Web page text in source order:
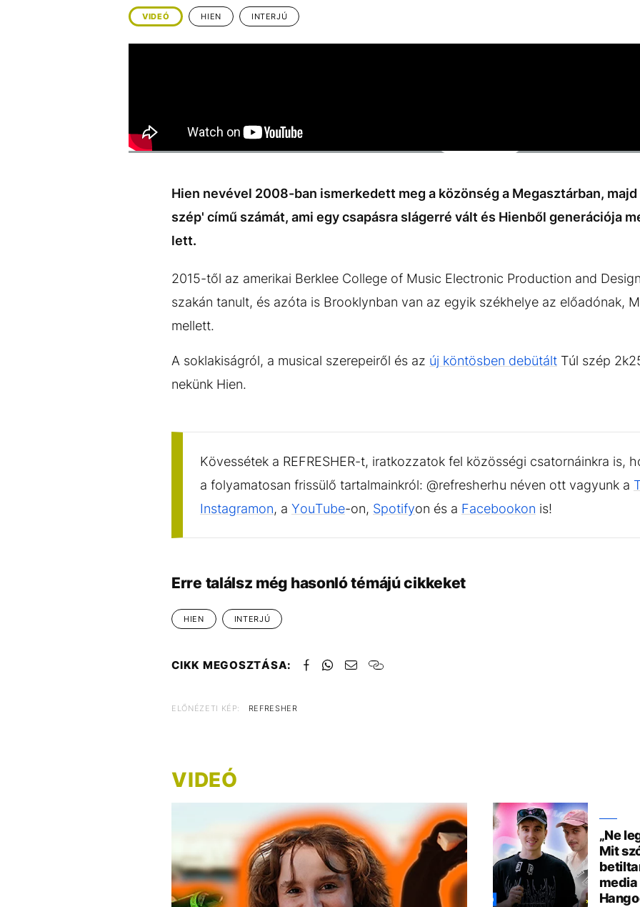
EGYÉB FORMÁTUMOK
Kiemelt tartalmakVideóKvíz
REFRESHER
MédiaajánlatImpresszum
VIDEÓ HIEN INTERJÚ
Hien nevével 2008-ban ismerkedett meg a közönség a Megasztárban,
szép' című számát, ami egy csapásra slágerré vált és Hienből generációja
lett.
2015-től az amerikai Berklee College of Music Electronic Production and
szakán tanult, és azóta is Brooklynban van az egyik székhelye az előadónak,
mellett.
A soklakiságról, a musical szerepeiről és az új köntösben debütált Túl szép
nekünk Hien.
Kövessétek a REFRESHER-t, iratkozzatok fel közösségi csatornáinkra is,
a folyamatosan frissülő tartalmainkról: @refresherhu néven ott vagyunk a
Instagramon, a YouTube-on, Spotifyon és a Facebookon is!
Erre találsz még hasonló témájú cikkeket
HIEN INTERJÚ
CIKK MEGOSZTÁSA:
ELŐNÉZETI KÉP: REFRESHER
VIDEÓ
„Ne
Mit
media